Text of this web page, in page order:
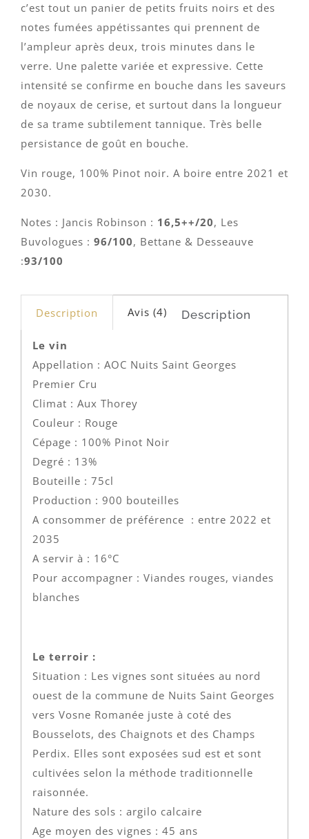
c’est tout un panier de petits fruits noirs et des
notes fumées appétissantes qui prennent de
l’ampleur après deux, trois minutes dans le
verre. Une palette variée et expressive. Cette
intensité se confirme en bouche dans les saveurs
de noyaux de cerise, et surtout dans la longueur
de sa trame subtilement tannique. Très belle
persistance de goût en bouche.
Vin rouge, 100% Pinot noir. A boire entre 2021 et
2030.
Notes : Jancis Robinson : 16,5++/20, Les
Buvologues : 96/100, Bettane & Desseauve
:93/100
Description Avis (4) Description
Le vin
Appellation : AOC Nuits Saint Georges
Premier Cru
Climat : Aux Thorey
Couleur : Rouge
Cépage : 100% Pinot Noir
Degré : 13%
Bouteille : 75cl
Production : 900 bouteilles
A consommer de préférence : entre 2022 et
2035
A servir à : 16°C
Pour accompagner : Viandes rouges, viandes
blanches
Le terroir :
Situation : Les vignes sont situées au nord
ouest de la commune de Nuits Saint Georges
vers Vosne Romanée juste à coté des
Bousselots, des Chaignots et des Champs
Perdix. Elles sont exposées sud est et sont
cultivées selon la méthode traditionnelle
raisonnée.
Nature des sols : argilo calcaire
Age moyen des vignes : 45 ans